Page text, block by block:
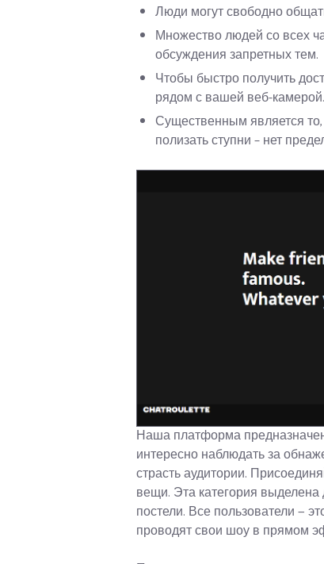
Люди могут свободно
Множество людей со всех
обсуждения запретных тем.
Чтобы быстро получить
рядом с вашей веб-камерой.
Существенным является то,
полизать ступни – нет
Наша платформа
интересно наблюдать за
страсть аудитории.
вещи. Эта категория
постели. Все пользователи —
проводят свои шоу в прямом